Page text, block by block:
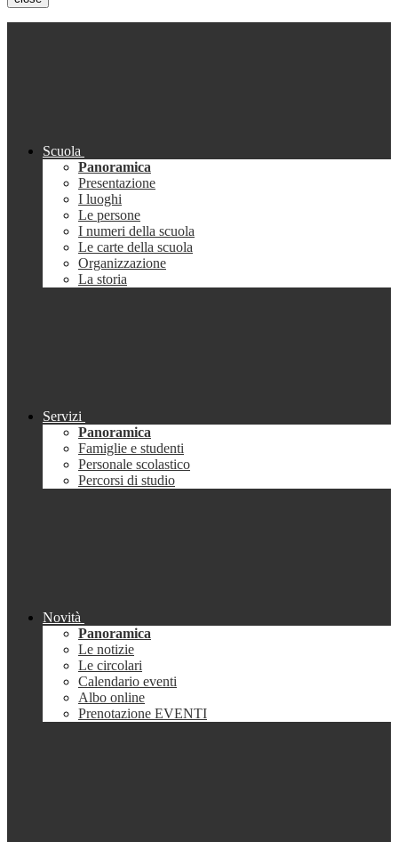
Scuola
Panoramica
Presentazione
I luoghi
Le persone
I numeri della scuola
Le carte della scuola
Organizzazione
La storia
Servizi
Panoramica
Famiglie e studenti
Personale scolastico
Percorsi di studio
Novità
Panoramica
Le notizie
Le circolari
Calendario eventi
Albo online
Prenotazione EVENTI